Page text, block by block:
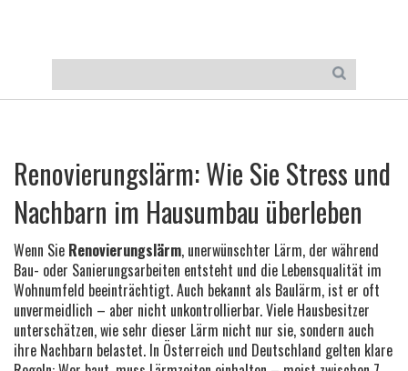
Renovierungslärm: Wie Sie Stress und
Nachbarn im Hausumbau überleben
Wenn Sie Renovierungslärm, unerwünschter Lärm, der während
Bau- oder Sanierungsarbeiten entsteht und die Lebensqualität im
Wohnumfeld beeinträchtigt. Auch bekannt als Baulärm, ist er oft
unvermeidlich – aber nicht unkontrollierbar.Viele Hausbesitzer
unterschätzen, wie sehr dieser Lärm nicht nur sie, sondern auch
ihre Nachbarn belastet. In Österreich und Deutschland gelten klare